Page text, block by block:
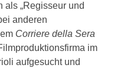
als „Regisseur und
anderen
Corriere della Sera
im
aufgesucht und